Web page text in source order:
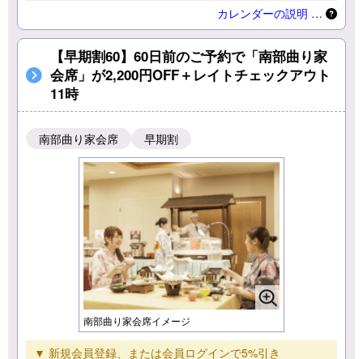
カレンダーの説明 …
【早期割60】60日前のご予約で「南部曲り家
会席」が2,200円OFF＋レイトチェックアウト
11時
南部曲り家会席 早期割
南部曲り家会席イメージ
▼ 新規会員登録、または会員ログインで5%引き